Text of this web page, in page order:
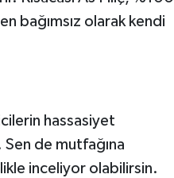
bağımsız olarak kendi
hassasiyet
de mutfağına
inceliyor olabilirsin.